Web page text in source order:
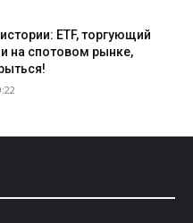
ETF, торгующий
на спотовом рынке,